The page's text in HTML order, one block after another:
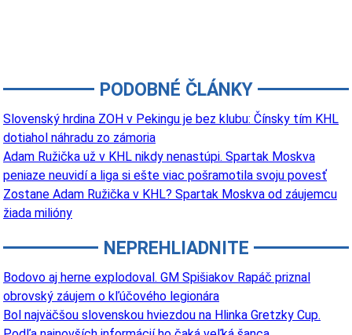
PODOBNÉ ČLÁNKY
Slovenský hrdina ZOH v Pekingu je bez klubu: Čínsky tím KHL
dotiahol náhradu zo zámoria
Adam Ružička už v KHL nikdy nenastúpi. Spartak Moskva
peniaze neuvidí a liga si ešte viac pošramotila svoju povesť
Zostane Adam Ružička v KHL? Spartak Moskva od záujemcu
žiada milióny
NEPREHLIADNITE
Bodovo aj herne explodoval. GM Spišiakov Rapáč priznal
obrovský záujem o kľúčového legionára
Bol najväčšou slovenskou hviezdou na Hlinka Gretzky Cup.